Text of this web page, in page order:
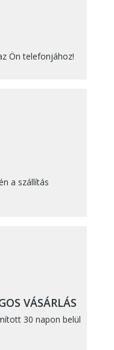
Ön telefonjához!
a szállítás
VÁSÁRLÁS
30 napon belül